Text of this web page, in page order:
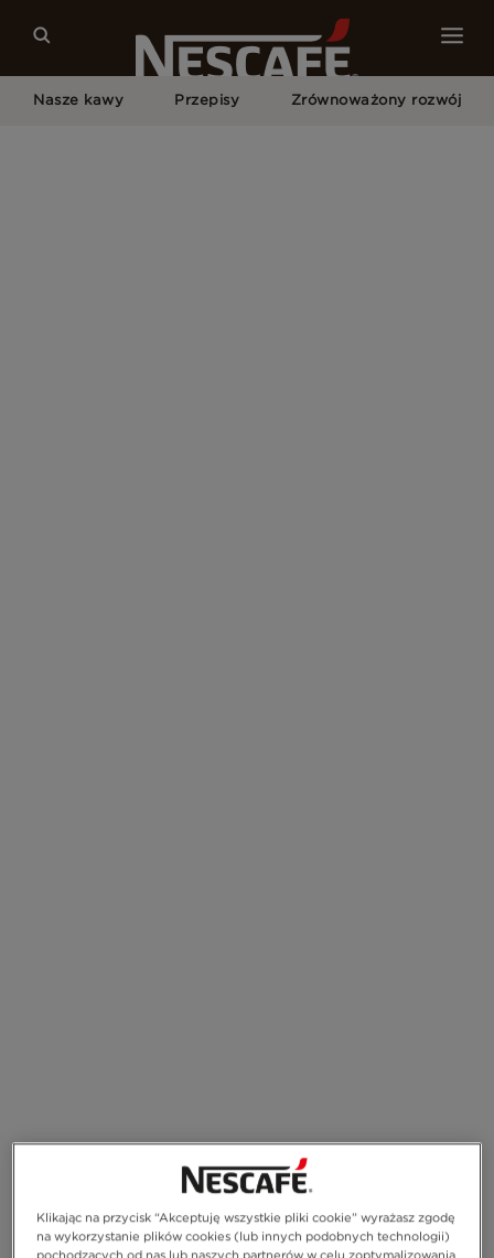
Nasze kawy Przepisy Zrównoważony rozwój
Klikając na przycisk “Akceptuję wszystkie pliki cookie” wyrażasz zgodę
na wykorzystanie plików cookies (lub innych podobnych technologii)